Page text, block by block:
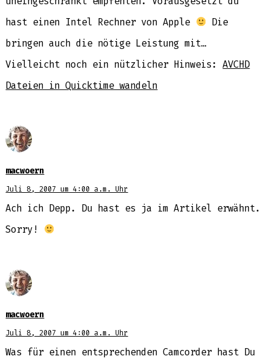
hast einen Intel Rechner von Apple
Die
bringen auch die nötige Leistung mit…
Vielleicht noch ein nützlicher Hinweis:AVCHD
Dateien in Quicktime wandeln
macwoern
Juli 8, 2007 um 4:00 a.m. Uhr
Ach ich Depp. Du hast es ja im Artikel erwähnt.
Sorry!
macwoern
Juli 8, 2007 um 4:00 a.m. Uhr
Was für einen entsprechenden Camcorder hast Du